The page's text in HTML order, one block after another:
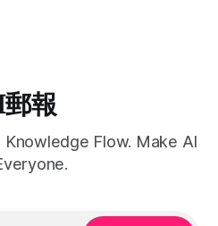
報
Knowledge Flow. Make AI